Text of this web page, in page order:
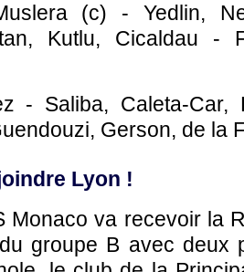
(c) - Yedlin,
Kutlu, Cicaldau -
- Saliba, Caleta-Car,
Gerson, de la
Lyon !
Monaco va recevoir la
groupe B avec deux